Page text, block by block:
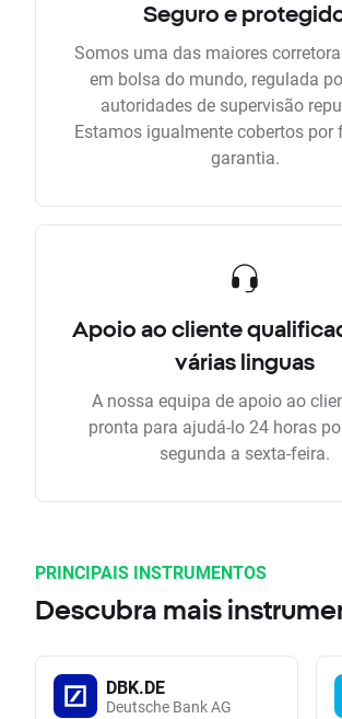
Seguro e
Somos uma das maiores
em bolsa do mundo, regulada
autoridades de supervisão
Estamos igualmente cobertos por
garantia.
Apoio ao cliente
várias linguas
A nossa equipa de apoio ao
pronta para ajudá-lo 24 horas
segunda a sexta-feira.
PRINCIPAIS INSTRUMENTOS
Descubra mais
DBK.DE
Deutsche Bank AG